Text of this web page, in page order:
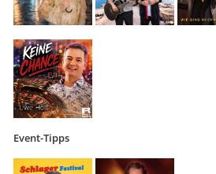
Event-Tipps